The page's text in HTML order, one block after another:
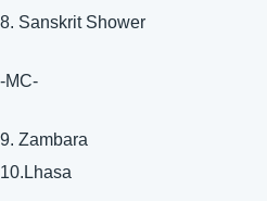
8. Sanskrit Shower
-MC-
9. Zambara
10.Lhasa